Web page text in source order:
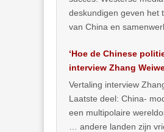
deskundigen geven het
van China en
… >> lees meer
‘Hoe de Chinese
interview Zhang
Vertaling interview
Laatste deel: China-
een multipolaire
… andere landen zijn